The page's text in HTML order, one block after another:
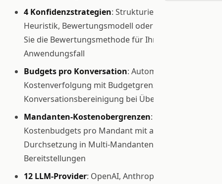
4 Konfidenzstrategien: Strukturierte Ausgabe,
Heuristik, Bewertungsmodell oder keine, wählen
Sie die Bewertungsmethode für Ihren
Anwendungsfall
Budgets pro Konversation: Automatische
Kostenverfolgung mit Budgetgrenzen und
Konversationsbereinigung bei Überschreitung
Mandanten-Kostenobergrenzen: Monatliche
Kostenbudgets pro Mandant mit automatischer
Durchsetzung in Multi-Mandanten-
Bereitstellungen
12 LLM-Provider: OpenAI, Anthropic, Google